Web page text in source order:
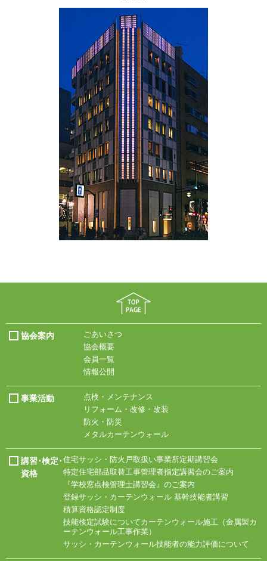
協会案内
ごあいさつ
協会概要
会員一覧
情報公開
事業活動
点検・メンテナンス
リフォーム・改修・改装
防火・防災
メタルカーテンウォール
講習･検定･
資格
住宅サッシ・ 防火戸取扱い事業所定期講習会
特定住宅部品取替工事管理者指定講習会のご案内
『学校窓点検管理士講習会』のご案内
登録サッシ・ カーテンウォール 基幹技能者講習
積算資格認定制度
技能検定試験についてカーテンウォール施工 （金属製カ
ーテンウォール工事作業）
サッシ・ カーテンウォール技能者の能力評価について